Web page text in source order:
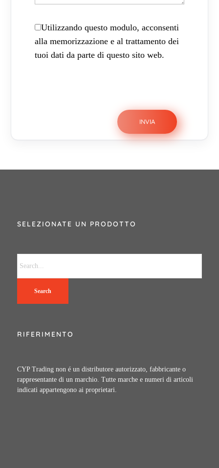
Utilizzando questo modulo, acconsenti
alla memorizzazione e al trattamento dei
tuoi dati da parte di questo sito web.
SELEZIONATE UN PRODOTTO
Search
RIFERIMENTO
CYP Trading non é un distributore autorizzato, fabbricante o
rappresentante di un marchio. Tutte marche e numeri di articoli
indicati appartengono ai proprietari.